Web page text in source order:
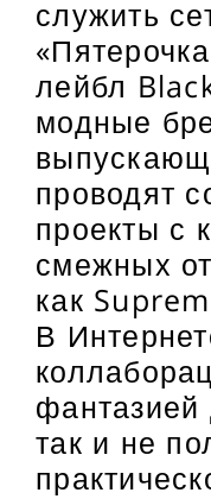
служить
лейбл
модные
проводят
проекты с
смежных
как
В
фантазией
так и не